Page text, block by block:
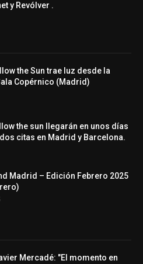
y Revólver .
the Sun trae luz desde la
Copérnico (Madrid)
the sun llegarán en unos días
citas en Madrid y Barcelona.
Madrid – Edición Febrero 2025
Mercadé: "El momento en